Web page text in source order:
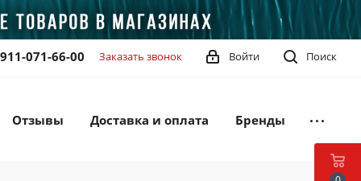
Поиск
Войти
071-66-00 Заказать звонок
Отзывы Доставка и оплата Бренды